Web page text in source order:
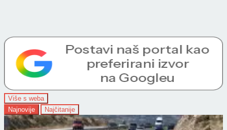
Više s weba
Najnovije
Najčitanije